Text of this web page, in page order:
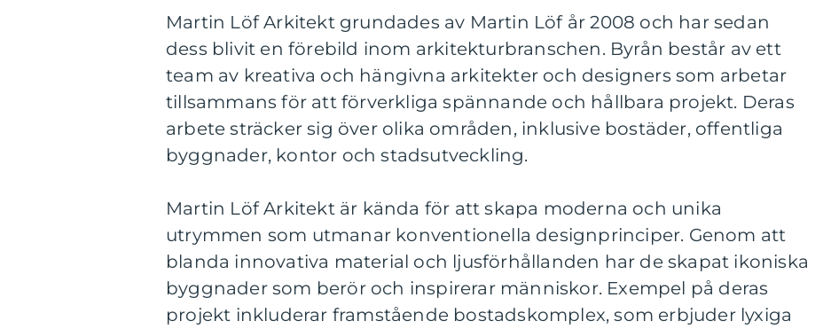
Martin Löf Arkitekt grundades av Martin Löf år 2008 och har sedan
dess blivit en förebild inom arkitekturbranschen. Byrån består av ett
team av kreativa och hängivna arkitekter och designers som arbetar
tillsammans för att förverkliga spännande och hållbara projekt. Deras
arbete sträcker sig över olika områden, inklusive bostäder, offentliga
byggnader, kontor och stadsutveckling.
Martin Löf Arkitekt är kända för att skapa moderna och unika
utrymmen som utmanar konventionella designprinciper. Genom att
blanda innovativa material och ljusförhållanden har de skapat ikoniska
byggnader som berör och inspirerar människor. Exempel på deras
projekt inkluderar framstående bostadskomplex, som erbjuder lyxiga